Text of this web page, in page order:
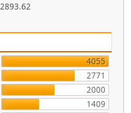
2893.62
4055
2771
2000
1409